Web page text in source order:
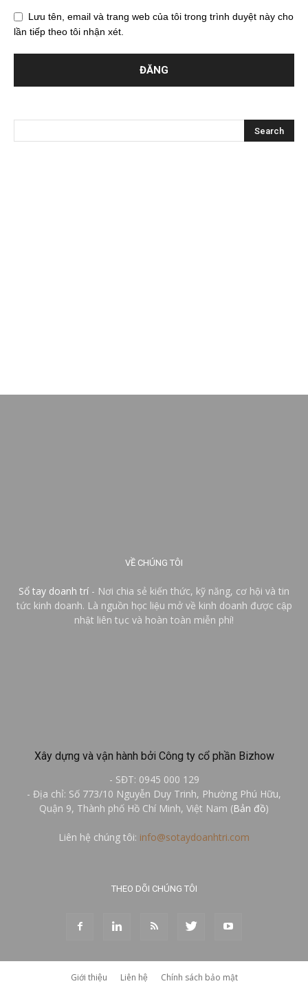
Lưu tên, email và trang web của tôi trong trình duyệt này cho
lần tiếp theo tôi nhận xét.
VỀ CHÚNG TÔI
Sổ tay doanh trí - Nơi chia sẻ kiến thức, kỹ năng, cơ hội và tin
tức kinh doanh. Là nguồn học liệu mở về kinh doanh được cập
nhật liên tục và hoàn toàn miễn phí!
Xây dựng và vận hành bởi Công ty cổ phần Bizhow
- SĐT: 0945 000 129
- Địa chỉ: Số 773/10 Nguyễn Duy Trinh, Phường Phú Hữu,
Quận 9, Thành phố Hồ Chí Minh, Việt Nam (Bản đồ)
Liên hệ chúng tôi: info@sotaydoanhtri.com
THEO DÕI CHÚNG TÔI
Giới thiệu Liên hệ Chính sách bảo mật